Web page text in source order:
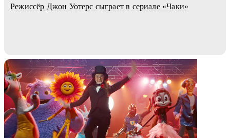
Режиссёр Джон Уотерс сыграет в сериале «Чаки»